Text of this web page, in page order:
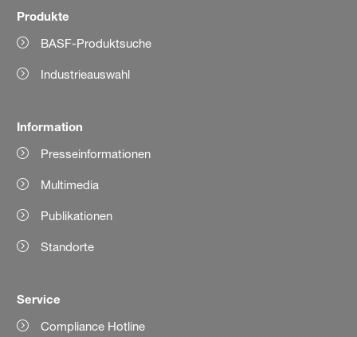
Produkte
BASF-Produktsuche
Industrieauswahl
Information
Presseinformationen
Multimedia
Publikationen
Standorte
Service
Compliance Hotline